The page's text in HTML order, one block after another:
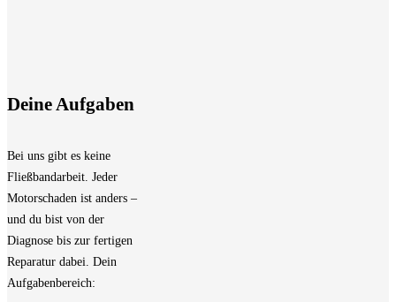
Deine Aufgaben
Bei uns gibt es keine
Fließbandarbeit. Jeder
Motorschaden ist anders –
und du bist von der
Diagnose bis zur fertigen
Reparatur dabei. Dein
Aufgabenbereich: